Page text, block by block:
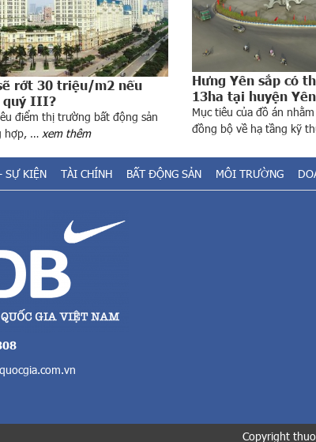
rớt 30 triệu/m2 nếu
quý III?
điểm thị trường bất động sản
hợp, … xem thêm
Hưng Yên sắp có
13ha tại huyện
Mục tiêu của đồ án
đồng bộ về hạ tầng kỹ
SỰ KIỆN TÀI CHÍNH BẤT ĐỘNG SẢN MÔI TRƯỜNG
Copyright